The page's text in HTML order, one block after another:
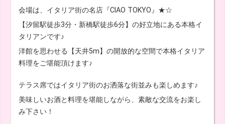
会場は、イタリア街の名店『CIAO TOKYO』★☆
【汐留駅徒歩3分・新橋駅徒歩6分】の好立地にある本格イ
タリアンです♪
洋館を思わせる【天井5m】の開放的な空間で本格イタリア
料理をご堪能頂けます♪
テラス席ではイタリア街のお洒落な街並みも楽しめます♪
美味しいお酒と料理を堪能しながら、素敵な交流をお楽し
み下さい！